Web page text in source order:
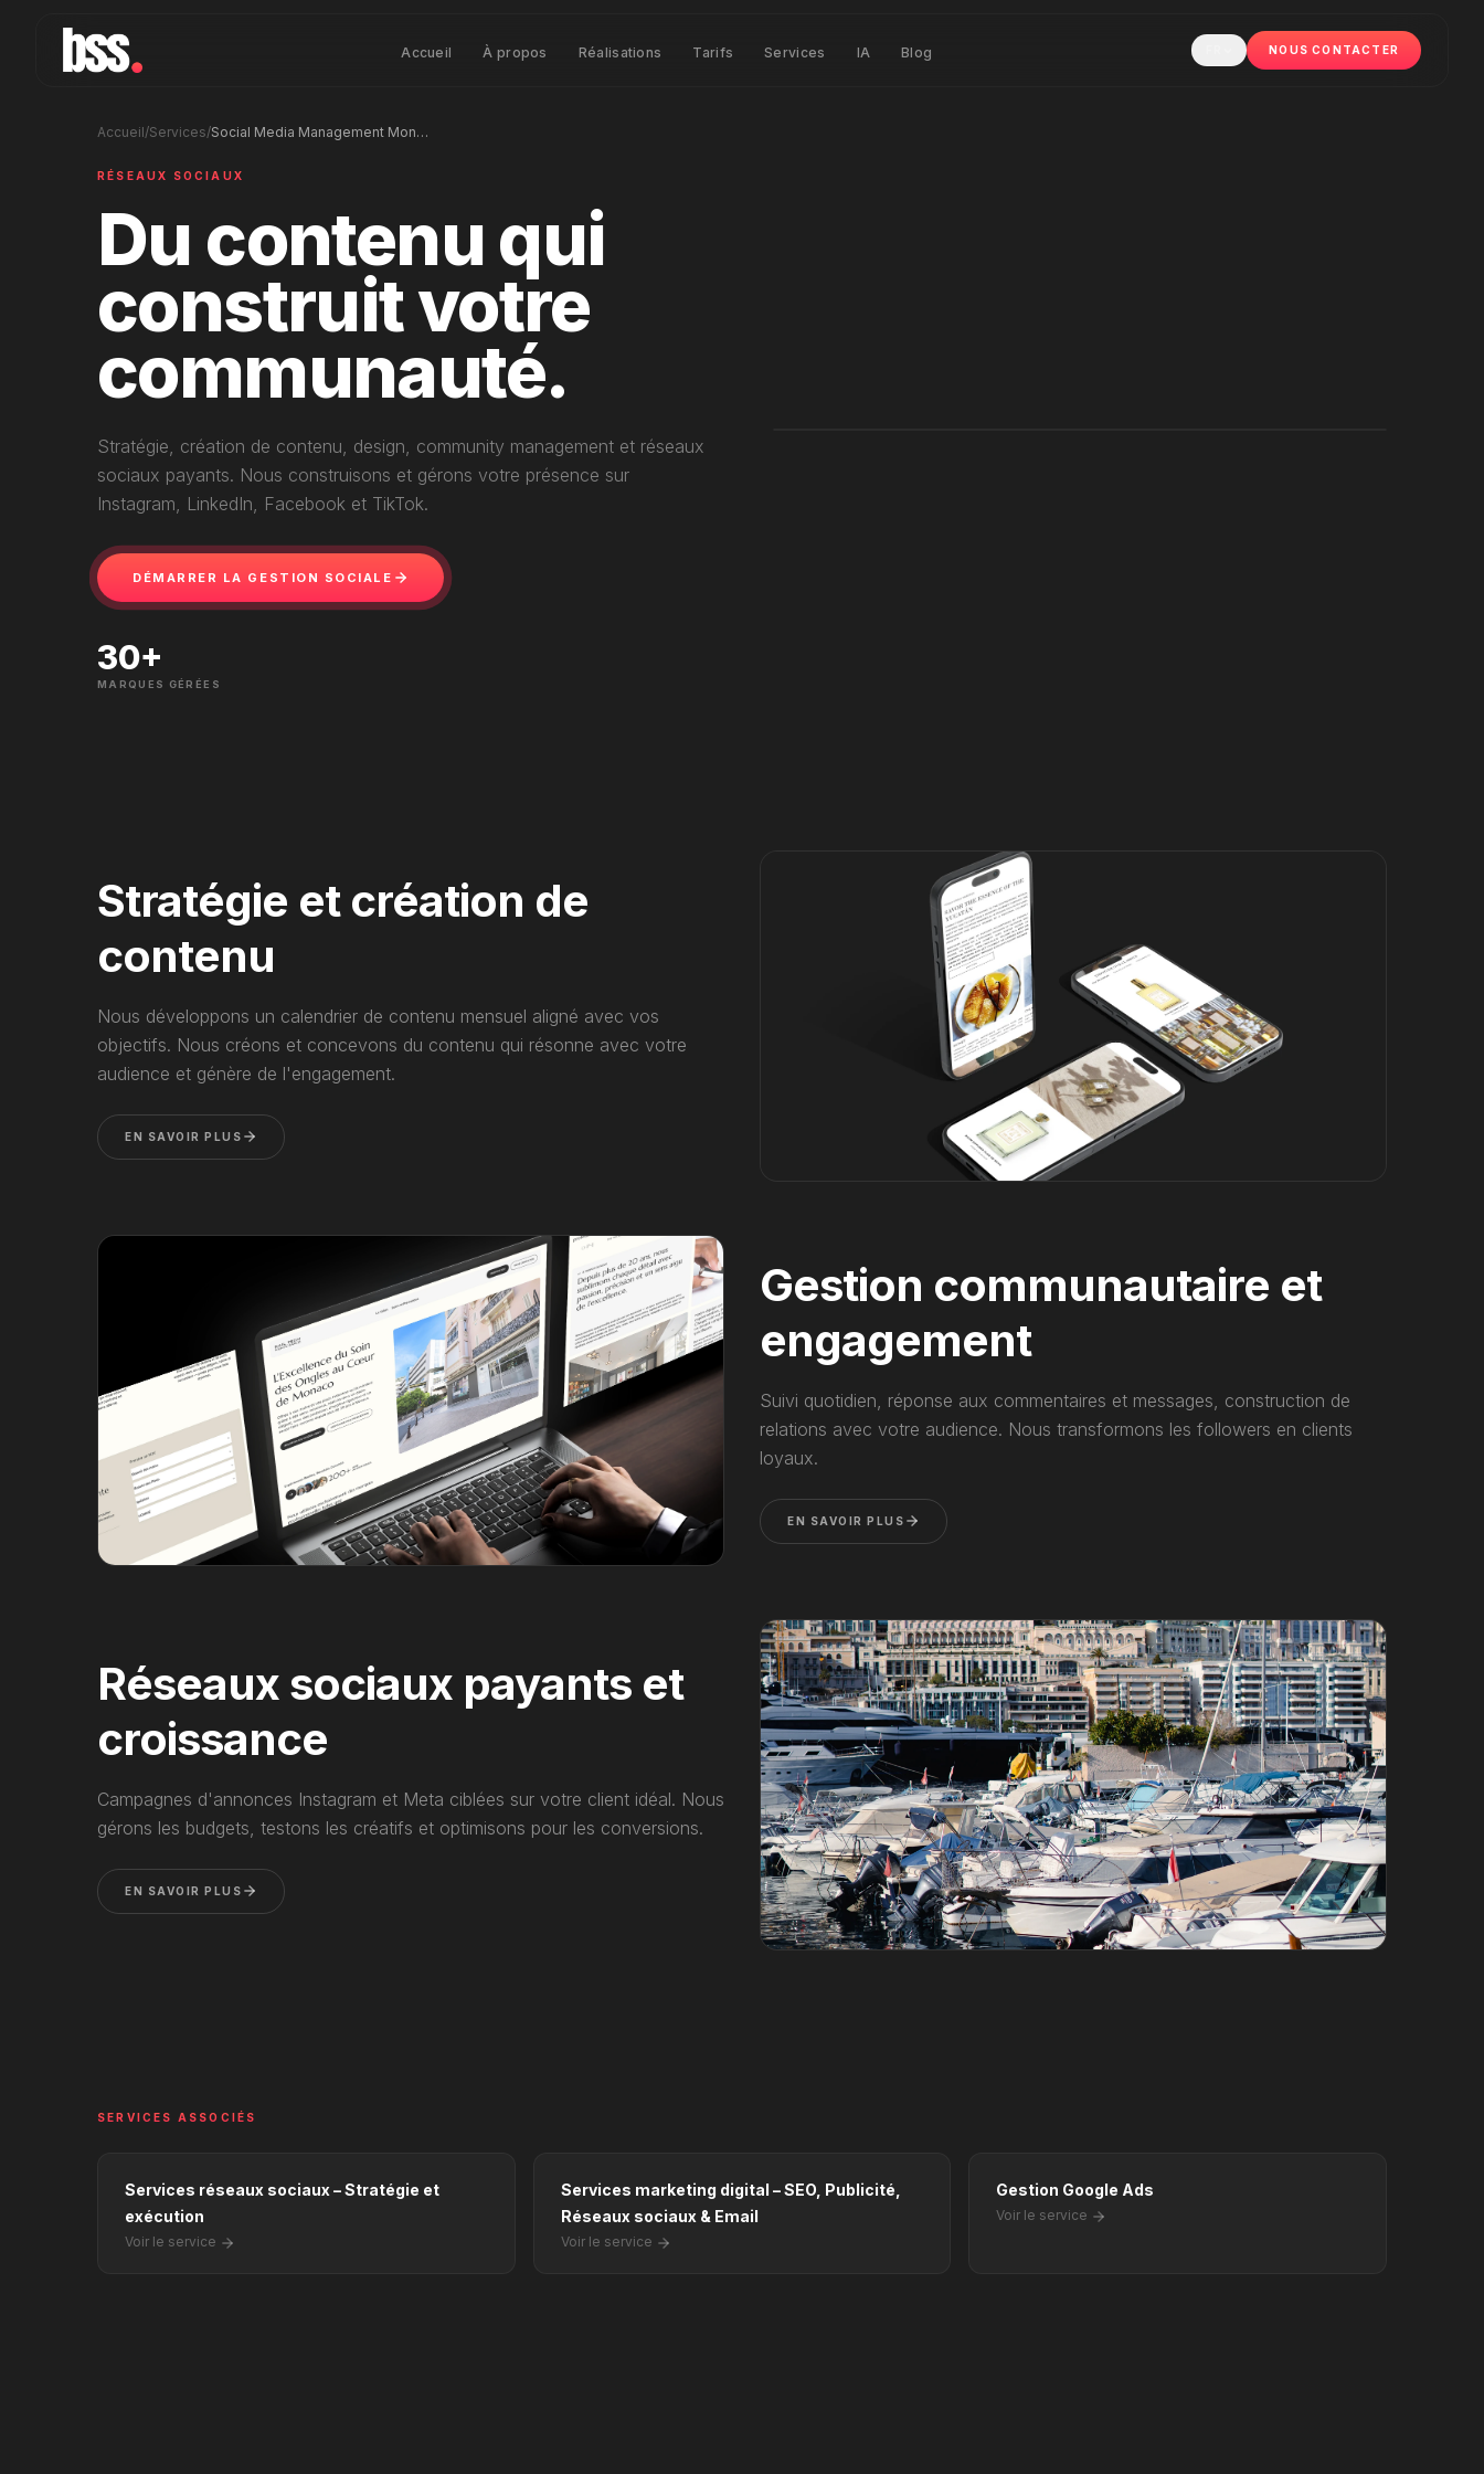
Accueil À propos Réalisations Tarifs Services IA Blog NOUS CONTACTER
Accueil/Services/ Social Media Management Monaco – Content & Community
RÉSEAUX SOCIAUX
Du contenu qui
construit votre
communauté.
Stratégie, création de contenu, design, community management et réseaux
sociaux payants. Nous construisons et gérons votre présence sur
Instagram, LinkedIn, Facebook et TikTok.
DÉMARRER LA GESTION SOCIALE
30+
MARQUES GÉRÉES
Stratégie et création de
contenu
Nous développons un calendrier de contenu mensuel aligné avec vos
objectifs. Nous créons et concevons du contenu qui résonne avec votre
audience et génère de l'engagement.
EN SAVOIR PLUS
Gestion communautaire et
engagement
Suivi quotidien, réponse aux commentaires et messages, construction de
relations avec votre audience. Nous transformons les followers en clients
loyaux.
EN SAVOIR PLUS
Réseaux sociaux payants et
croissance
Campagnes d'annonces Instagram et Meta ciblées sur votre client idéal. Nous
gérons les budgets, testons les créatifs et optimisons pour les conversions.
EN SAVOIR PLUS
SERVICES ASSOCIÉS
Services réseaux sociaux – Stratégie et
exécution
Voir le service
Services marketing digital – SEO, Publicité,
Réseaux sociaux & Email
Voir le service
Gestion Google Ads
Voir le service